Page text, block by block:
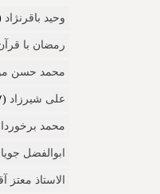
وحید باقرنژاد
رمضان با
محمد حسن
علی شیرزاد (۲۱۷)
محمد
ابوالفضل
الاستاذ معتز